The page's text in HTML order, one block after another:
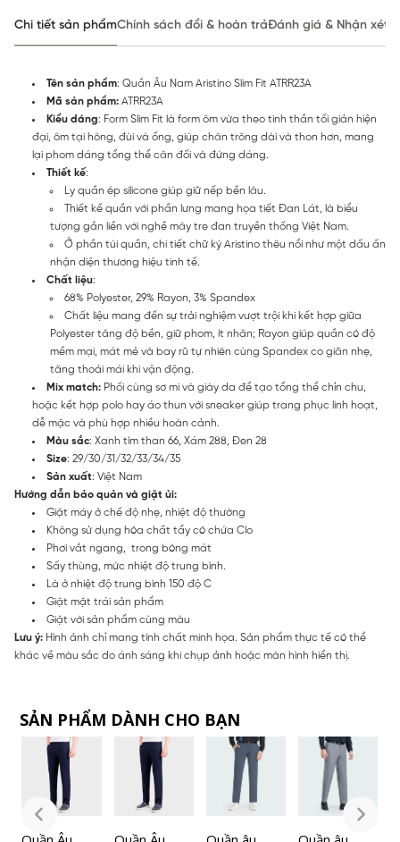
Chi tiết sản phẩmChính sách đổi & hoàn trảĐánh giá & Nhận xét
Tên sản phẩm: Quần Âu Nam Aristino Slim Fit ATRR23A
Mã sản phẩm: ATRR23A
Kiểu dáng: Form Slim Fit là form ôm vừa theo tinh thần tối giản hiện
đại, ôm tại hông, đùi và ống, giúp chân trông dài và thon hơn, mang
lại phom dáng tổng thể cân đối và đứng dáng.
Thiết kế:
Ly quần ép silicone giúp giữ nếp bền lâu.
Thiết kế quần với phần lưng mang họa tiết Đan Lát, là biểu
tượng gắn liền với nghề mây tre đan truyền thống Việt Nam.
Ở phần túi quần, chi tiết chữ ký Aristino thêu nổi như một dấu ấn
nhận diện thương hiệu tinh tế.
Chất liệu:
68% Polyester, 29% Rayon, 3% Spandex
Chất liệu mang đến sự trải nghiệm vượt trội khi kết hợp giữa
Polyester tăng độ bền, giữ phom, ít nhăn; Rayon giúp quần có độ
mềm mại, mát mẻ và bay rũ tự nhiên cùng Spandex co giãn nhẹ,
tăng thoải mái khi vận động.
Mix match: Phối cùng sơ mi và giày da để tạo tổng thể chỉn chu,
hoặc kết hợp polo hay áo thun với sneaker giúp trang phục linh hoạt,
dễ mặc và phù hợp nhiều hoàn cảnh.
Màu sắc: Xanh tím than 66, Xám 288, Đen 28
Size: 29/30/31/32/33/34/35
Sản xuất: Việt Nam
Hướng dẫn bảo quản và giặt ủi:
Giặt máy ở chế độ nhẹ, nhiệt độ thường
Không sử dụng hóa chất tẩy có chứa Clo
Phơi vắt ngang, trong bóng mát
Sấy thùng, mức nhiệt độ trung bình.
Là ở nhiệt độ trung bình 150 độ C
Giặt mặt trái sản phẩm
Giặt với sản phẩm cùng màu
Lưu ý: Hình ảnh chỉ mang tính chất minh họa. Sản phẩm thực tế có thể
khác về màu sắc do ánh sáng khi chụp ảnh hoặc màn hình hiển thị.
SẢN PHẨM DÀNH CHO BẠN